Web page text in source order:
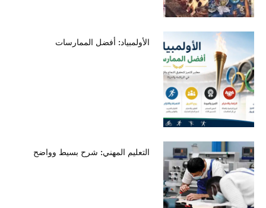
الأولمبياد: أفضل الممارسات
التعليم المهني: شرح بسيط وواضح